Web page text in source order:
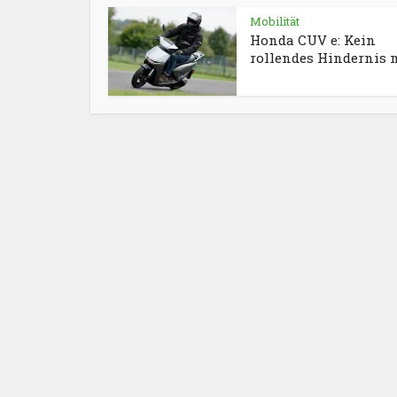
Mobilität
Honda CUV e: Kein
rollendes Hindernis